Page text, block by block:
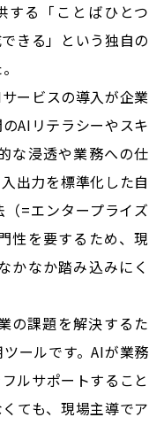
する「ことばひとつ
きる」という独自の
ービスの導入が企業
AIリテラシーやスキ
な浸透や業務への仕
出力を標準化した自
=エンタープライズ
性を要するため、現
かなか踏み込みにく
の課題を解決するた
ールです。AIが業務
ルサポートすること
ても、現場主導でア